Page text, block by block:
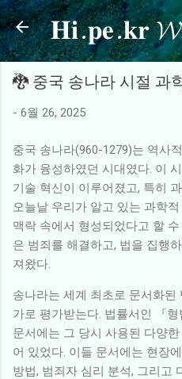
기본 콘텐
𝐇𝐢.𝐩𝐞.𝐤𝐫
🐉 중국 송나라 시절 과
- 6월 26, 2025
중국 송나라(960-1279)는 역사
화가 융성하였던 시대였다. 이
기술 혁신이 이루어졌고, 특히
오늘날 우리가 알고 있는 과학
맥락 속에서 형성되었다고 할
은 범죄를 해결하고, 법을 집행
져왔다.
송나라는 세계 최초로 문서화
가로 평가받는다. 법률서인 『
문서에는 그 당시 사용된 다양
어 있었다. 이들 문서에는 현장
방법, 범죄자 심리 분석, 그리고